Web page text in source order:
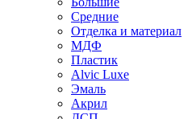
Средние
Отделка и материал
МДФ
Пластик
Alvic Luxe
Эмаль
Акрил